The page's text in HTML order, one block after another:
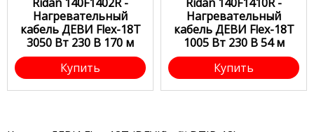
Нагревательный
кабель ДЕВИ Flex-18T
3050 Вт 230 В 170 м
Купить
Нагревательный
кабель ДЕВИ Flex-18T
1005 Вт 230 В 54 м
Купить